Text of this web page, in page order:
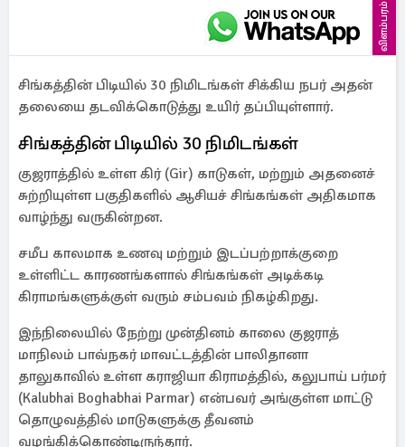
விளம்பரம்
சிங்கத்தின் பிடியில் 30 நிமிடங்கள் சிக்கிய நபர் அதன்
தலையை தடவிக்கொடுத்து உயிர் தப்பியுள்ளார்.
சிங்கத்தின் பிடியில் 30 நிமிடங்கள்
குஜராத்தில் உள்ள கிர் (Gir) காடுகள், மற்றும் அதனைச்
சுற்றியுள்ள பகுதிகளில் ஆசியச் சிங்கங்கள் அதிகமாக
வாழ்ந்து வருகின்றன.
சமீப காலமாக உணவு மற்றும் இடப்பற்றாக்குறை
உள்ளிட்ட காரணங்களால் சிங்கங்கள் அடிக்கடி
கிராமங்களுக்குள் வரும் சம்பவம் நிகழ்கிறது.
இந்நிலையில் நேற்று முன்தினம் காலை குஜராத்
மாநிலம் பாவ்நகர் மாவட்டத்தின் பாலிதானா
தாலுகாவில் உள்ள கராஜியா கிராமத்தில், கலுபாய் பர்மர்
(Kalubhai Boghabhai Parmar) என்பவர் அங்குள்ள மாட்டு
தொழுவத்தில் மாடுகளுக்கு தீவனம்
வழங்கிக்கொண்டிருந்தார்.